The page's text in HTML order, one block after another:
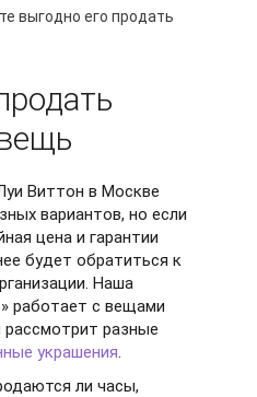
выгодно его продать
Виттон в Москве
вариантов, но если
цена и гарантии
будет обратиться к
Наша
работает с вещами
рассмотрит разные
украшения.
ли часы,